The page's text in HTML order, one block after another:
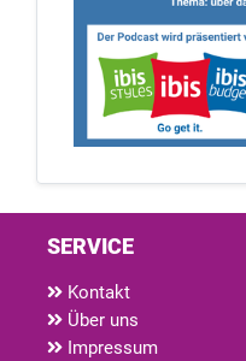
SERVICE
Kontakt
Über uns
Impressum